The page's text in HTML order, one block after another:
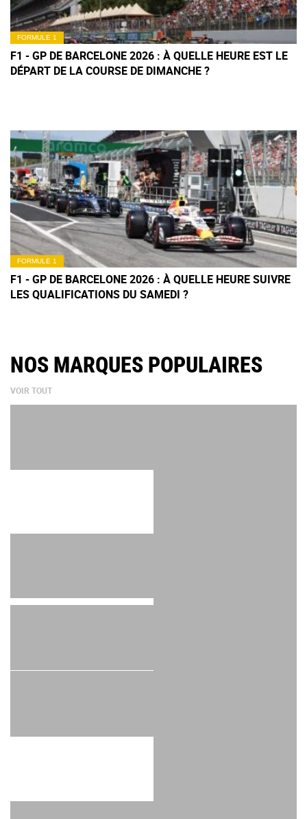
FORMULE 1
F1 - GP DE BARCELONE 2026 : À QUELLE HEURE EST LE
DÉPART DE LA COURSE DE DIMANCHE ?
FORMULE 1
F1 - GP DE BARCELONE 2026 : À QUELLE HEURE SUIVRE
LES QUALIFICATIONS DU SAMEDI ?
NOS MARQUES POPULAIRES
VOIR TOUT